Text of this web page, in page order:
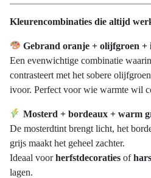
Kleurencombinaties die altijd
Gebrand oranje + olijfgroen +
Een evenwichtige combinatie
contrasteert met het sobere
ivoor. Perfect voor wie warmte wil
Mosterd + bordeaux + warm
De mosterdtint brengt licht, het
grijs maakt het geheel zachter.
Ideaal voorherfstdecoraties of
lagen.